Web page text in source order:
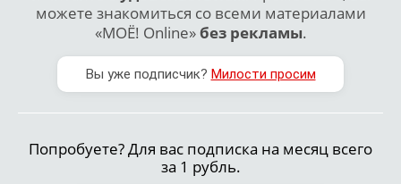
можете знакомиться со всеми материалами
«МОЁ! Online»без рекламы.
Вы уже подписчик? Милости просим
Попробуете? Для вас подписка на месяц всего
за 1 рубль.